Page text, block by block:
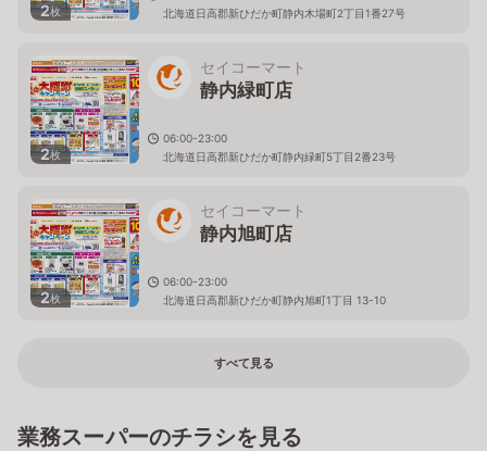
2枚
北海道日高郡新ひだか町静内木場町2丁目1番27号
2枚
セイコーマート
静内緑町店
06:00-23:00
北海道日高郡新ひだか町静内緑町5丁目2番23号
2枚
セイコーマート
静内旭町店
06:00-23:00
北海道日高郡新ひだか町静内旭町1丁目 13-10
すべて見る
業務スーパーのチラシを見る